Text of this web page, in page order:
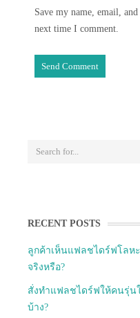
Save my name, email,
next time I comment.
RECENT POSTS
ลูกค้าเห็นแฟลชไดร์ฟโลห
จริงหรือ?
สั่งทำแฟลชไดร์ฟให้คนรุ่น
บ้าง?